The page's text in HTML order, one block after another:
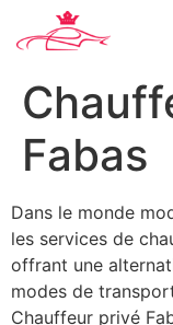
Fabas
Dans le monde
les services de
offrant une
modes de
Chauffeur privé